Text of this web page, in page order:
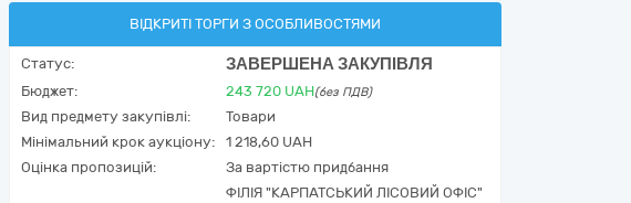
ВІДКРИТІ ТОРГИ З ОСОБЛИВОСТЯМИ
Статус: ЗАВЕРШЕНА ЗАКУПІВЛЯ
Бюджет: 243 720 UAH(без ПДВ)
Вид предмету закупівлі:
Товари
Мінімальний крок аукціону:
1 218,60 UAH
Оцінка пропозицій:
За вартістю придбання
ФІЛІЯ "КАРПАТСЬКИЙ ЛІСОВИЙ ОФІС"